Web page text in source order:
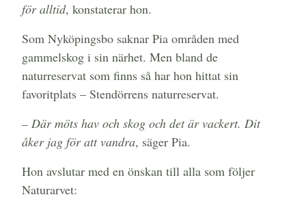
för alltid, konstaterar hon.
Som Nyköpingsbo saknar Pia områden med
gammelskog i sin närhet. Men bland de
naturreservat som finns så har hon hittat sin
favoritplats – Stendörrens naturreservat.
– Där möts hav och skog och det är vackert. Dit
åker jag för att vandra, säger Pia.
Hon avslutar med en önskan till alla som följer
Naturarvet: